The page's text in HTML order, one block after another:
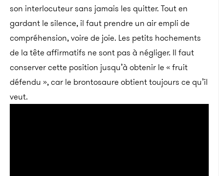
son interlocuteur sans jamais les quitter. Tout en
gardant le silence, il faut prendre un air empli de
compréhension, voire de joie. Les petits hochements
de la tête affirmatifs ne sont pas à négliger. Il faut
conserver cette position jusqu’à obtenir le « fruit
défendu », car le brontosaure obtient toujours ce qu’il
veut.